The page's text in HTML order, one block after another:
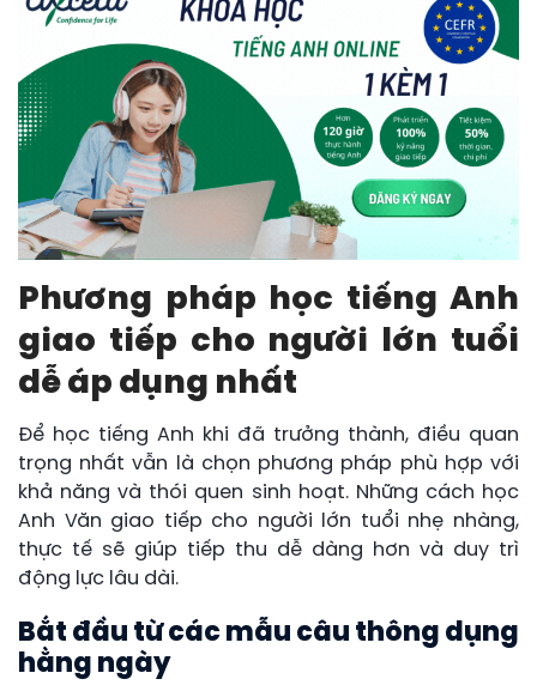
Phương pháp học tiếng Anh
giao tiếp cho người lớn tuổi
dễ áp dụng nhất
Để học tiếng Anh khi đã trưởng thành, điều quan
trọng nhất vẫn là chọn phương pháp phù hợp với
khả năng và thói quen sinh hoạt. Những cách học
Anh Văn giao tiếp cho người lớn tuổi nhẹ nhàng,
thực tế sẽ giúp tiếp thu dễ dàng hơn và duy trì
động lực lâu dài.
Bắt đầu từ các mẫu câu thông dụng
hằng ngày